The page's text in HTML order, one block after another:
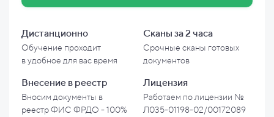
Дистанционно
Обучение проходит
вудобное для вас время
Сканы за 2 часа
Срочные сканы готовых
документов
Внесение в реестр
Вносим документы в
реестр ФИС ФРДО - 100%
Лицензия
Работаем по лицензии №
Л035-01198-02/00172089